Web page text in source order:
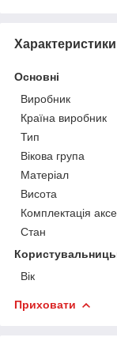
Характеристики
Основні
Виробник
Країна виробник
Тип
Вікова група
Матеріал
Висота
Комплектація
Стан
Вік
Приховати